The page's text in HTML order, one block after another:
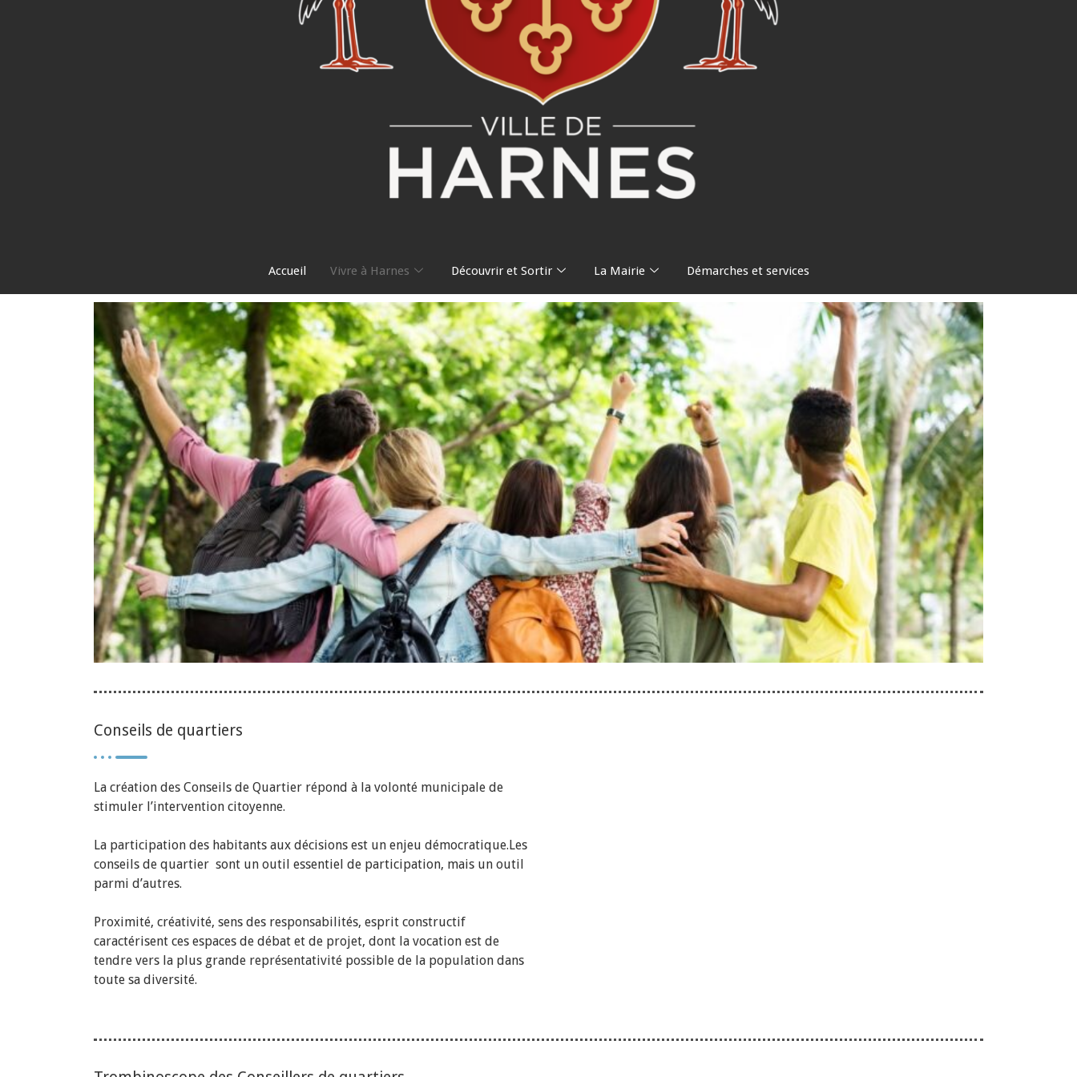
Accueil Vivre à Harnes Découvrir et Sortir La Mairie Démarches et services
Conseils de quartiers
La création des Conseils de Quartier répond à la volonté municipale de
stimuler l’intervention citoyenne.
La participation des habitants aux décisions est un enjeu démocratique.Les
conseils de quartier sont un outil essentiel de participation, mais un outil
parmi d’autres.
Proximité, créativité, sens des responsabilités, esprit constructif
caractérisent ces espaces de débat et de projet, dont la vocation est de
tendre vers la plus grande représentativité possible de la population dans
toute sa diversité.